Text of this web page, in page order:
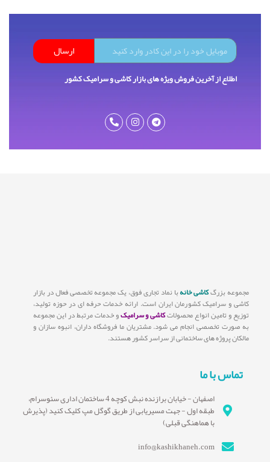
ارسال
اطلاع از آخرین فروش ویژه های بازار کاشی و سرامیک کشور
مجموعه بزرگکاشی خانهبا نماد تجاری فوق، یک مجموعه تخصصی فعال در بازار
کاشی و سرامیک کشورمان ایران است. ارائه خدمات حرفه ای در حوزه تولید،
توزیع و تامین انواع محصولاتکاشی و سرامیکو خدمات مرتبط در این مجموعه
به صورت تخصصی انجام می شود. مشتریان ما فروشگاه داران، انبوه سازان و
مالکان پروژه های ساختمانی از سراسر کشور هستند.
تماس با ما
اصفهان - خیابان برازنده نبش کوچه 4 ساختمان اداری سئوسرام،
طبقه اول - جهت مسیریابی از طریق گوگل مپ کلیک کنید (پذیرش
با هماهنگی قبلی)
info@kashikhaneh.com